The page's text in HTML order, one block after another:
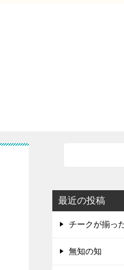
最近の投稿
チークが揃っ
無知の知